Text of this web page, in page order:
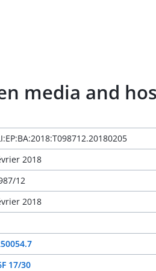
media and
2018
12
2018
17/30